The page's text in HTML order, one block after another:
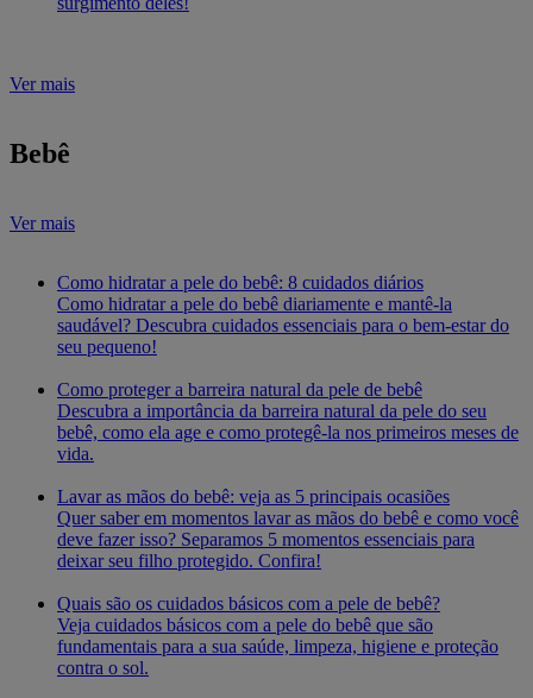
Ver mais
Bebê
Ver mais
Como hidratar a pele do bebê: 8 cuidados diários
Como hidratar a pele do bebê diariamente e mantê-la
saudável? Descubra cuidados essenciais para o bem-estar do
seu pequeno!
Como proteger a barreira natural da pele de bebê
Descubra a importância da barreira natural da pele do seu
bebê, como ela age e como protegê-la nos primeiros meses de
vida.
Lavar as mãos do bebê: veja as 5 principais ocasiões
Quer saber em momentos lavar as mãos do bebê e como você
deve fazer isso? Separamos 5 momentos essenciais para
deixar seu filho protegido. Confira!
Quais são os cuidados básicos com a pele de bebê?
Veja cuidados básicos com a pele do bebê que são
fundamentais para a sua saúde, limpeza, higiene e proteção
contra o sol.